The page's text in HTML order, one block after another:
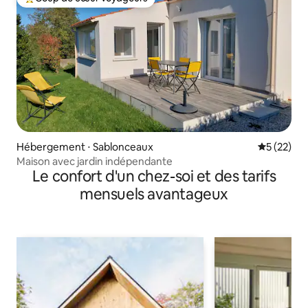
Coups de cœur voyageurs les plus appréciés
Hébergement ⋅ Sablonceaux
5 (22)
Maison avec jardin indépendante
Le confort d'un chez-soi et des tarifs
mensuels avantageux